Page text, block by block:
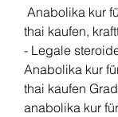
thai kaufen,
- Legale
Anabolika kur
thai kaufen
anabolika kur